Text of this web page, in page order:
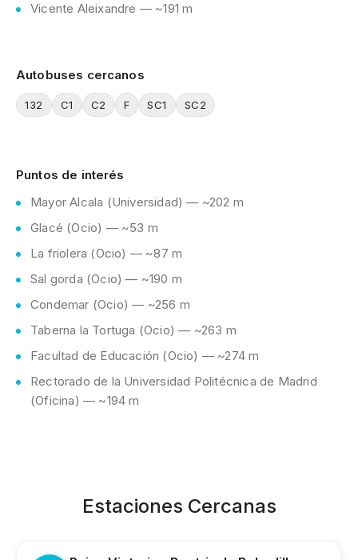
Vicente Aleixandre — ~191 m
Autobuses cercanos
132 C1 C2 F SC1 SC2
Puntos de interés
Mayor Alcala (Universidad) — ~202 m
Glacé (Ocio) — ~53 m
La friolera (Ocio) — ~87 m
Sal gorda (Ocio) — ~190 m
Condemar (Ocio) — ~256 m
Taberna la Tortuga (Ocio) — ~263 m
Facultad de Educación (Ocio) — ~274 m
Rectorado de la Universidad Politécnica de Madrid
(Oficina) — ~194 m
Estaciones Cercanas